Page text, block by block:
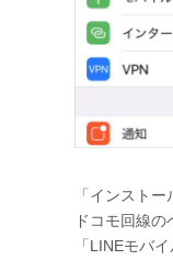
「インスト
ドコモ回線
「LINEモバ